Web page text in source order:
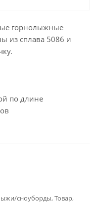
горнолыжные
из сплава 5086 и
по длине
сноуборды, Товар,